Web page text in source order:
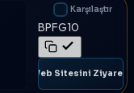
Karşılaştır
BPFG10
🌐 Web Sitesini Ziyaret